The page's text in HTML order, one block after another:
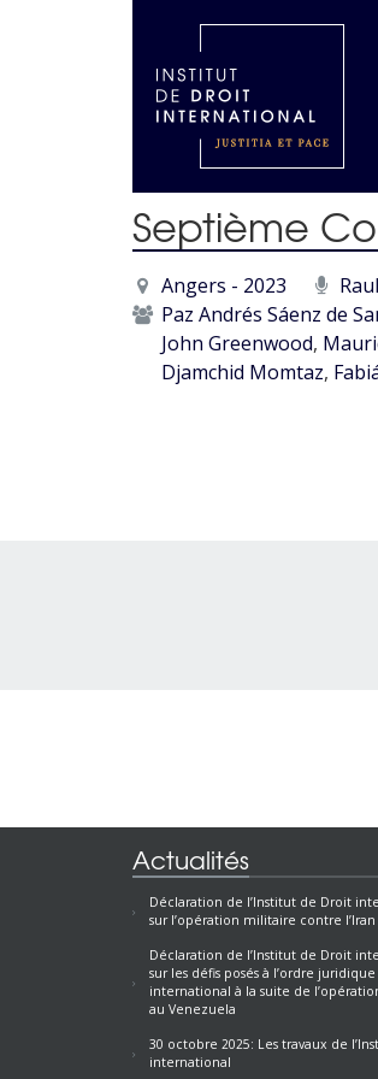
Septième
Angers - 2023
Paz Andrés Sáenz de
John Greenwood,
Djamchid Momtaz,
Actualités
Déclaration de l’Institut de Droit
sur l’opération militaire contre l’Iran
Déclaration de l’Institut de Droit
sur les défis posés à l’ordre juridique
international à la suite de
au Venezuela
30 octobre 2025: Les travaux de
international